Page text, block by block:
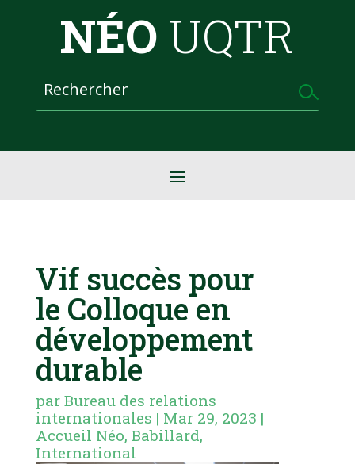
NÉO UQTR
Vif succès pour
le Colloque en
développement
durable
par Bureau des relations
internationales | Mar 29, 2023 |
Accueil Néo, Babillard,
International